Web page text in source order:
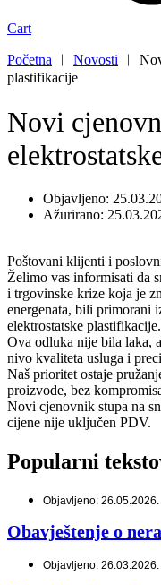
Cart
Početna ︱ Novosti ︱
plastifikacije
Novi
Objavljeno:
Ažurirano:
Poštovani klijenti i
Želimo vas informisati da
i trgovinske krize koja je
energenata, bili primorani
elektrostatske plastifikacije.
Ova odluka nije bila laka,
nivo kvaliteta usluga i
Naš prioritet ostaje
proizvode, bez
Novi cjenovnik stupa na
cijene nije uključen PDV.
Popularni
Objavljeno: 26.05.2026.
Obavještenje o
Objavljeno: 26.03.2026.